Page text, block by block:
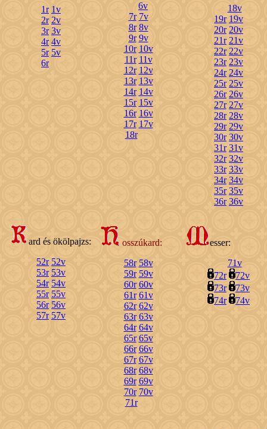
1r 1v
2r 2v
3r 3v
4r 4v
5r 5v
6r
6v
7r 7v
8r 8v
9r 9v
10r 10v
11r 11v
12r 12v
13r 13v
14r 14v
15r 15v
16r 16v
17r 17v
18r
18v
19r 19v
20r 20v
21r 21v
22r 22v
23r 23v
24r 24v
25r 25v
26r 26v
27r 27v
28r 28v
29r 29v
30r 30v
31r 31v
32r 32v
33r 33v
34r 34v
35r 35v
36r 36v
ard és ökölpajzs:
52r 52v
53r 53v
54r 54v
55r 55v
56r 56v
57r 57v
osszúkard:
58r 58v
59r 59v
60r 60v
61r 61v
62r 62v
63r 63v
64r 64v
65r 65v
66r 66v
67r 67v
68r 68v
69r 69v
70r 70v
71r
esser:
71v
72r
72v
73r
73v
74r
74v